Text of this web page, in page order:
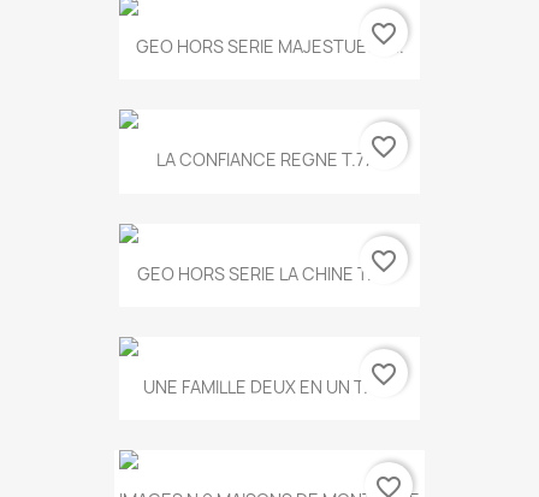
GEO HORS SERIE MAJESTUEUX...
favorite_border
LA CONFIANCE REGNE T.778favorite_border
GEO HORS SERIE LA CHINE T.497
favorite_border
UNE FAMILLE DEUX EN UN T.675
favorite_border
favorite_border